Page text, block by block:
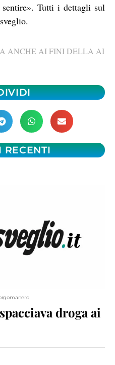
Tutti i dettagli sul
ANCHE AI FINI DELLA AI
RECENTI
droga ai